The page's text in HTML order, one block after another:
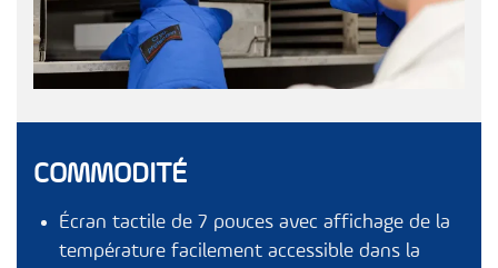
COMMODITÉ
Écran tactile de 7 pouces avec affichage de la
température facilement accessible dans la